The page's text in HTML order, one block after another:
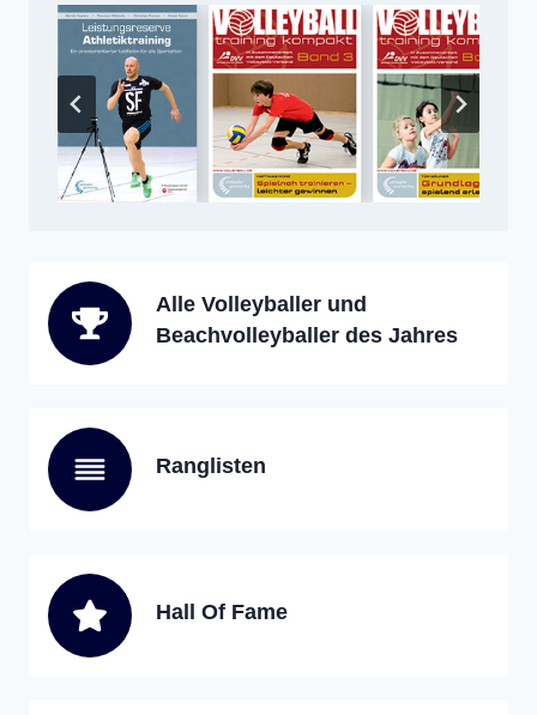
Alle Volleyballer und
Beachvolleyballer des Jahres
Ranglisten
Hall Of Fame